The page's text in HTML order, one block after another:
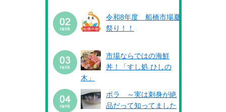
令和8年度 船橋市場夏
祭り！！
市場ならではの海鮮
丼！「すし処 ひしの
木」
ボラ ～実は刺身が絶
品だって知ってました